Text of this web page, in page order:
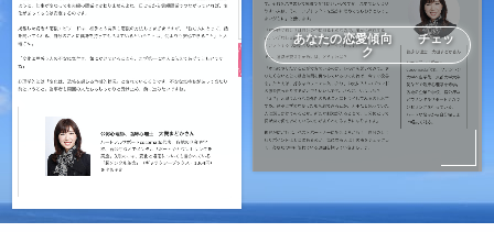
あなたの恋愛傾向 チェッ
ク